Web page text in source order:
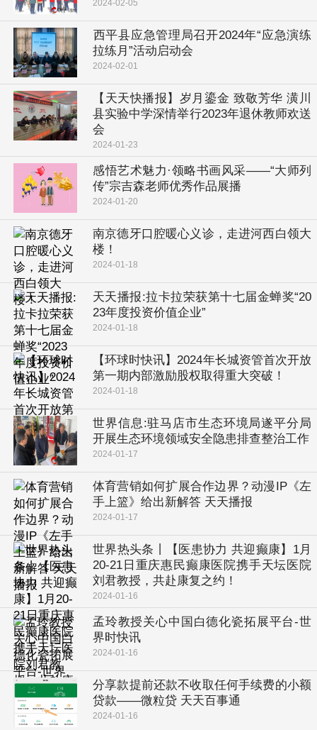
2024-02-05
​西平县应急管理局召开2024年“应急演练
拉练月”活动启动会
2024-02-01
【天天快播报】岁月鎏金 致敬芳华 潢川
县实验中学深情举行2023年退休教师欢送
会
2024-01-23
感悟艺术魅力·领略书画风采——“大师列
传”宗吉森老师优秀作品展播
2024-01-20
南京德牙口腔暖心义诊，走进河西白领大
楼！
2024-01-18
天天播报:拉卡拉荣获第十七届金蝉奖“20
23年度投资价值企业”
2024-01-18
【环球时快讯】2024年长城资管首次开放
第一期内部激励股权取得重大突破！
2024-01-18
世界信息:驻马店市生态环境局遂平分局
开展生态环境领域安全隐患排查整治工作
2024-01-17
体育营销如何扩展合作边界？动漫IP《左
手上篮》给出新解答 天天播报
2024-01-17
世界热头条丨【医患协力 共迎癫康】1月
20-21日重庆惠民癫康医院携手天坛医院
刘君教授，共赴康复之约！
2024-01-16
孟玲教授关心中国白德化瓷拓展平台-世
界时快讯
2024-01-16
分享款提前还款不收取任何手续费的小额
贷款——微粒贷 天天百事通
2024-01-16